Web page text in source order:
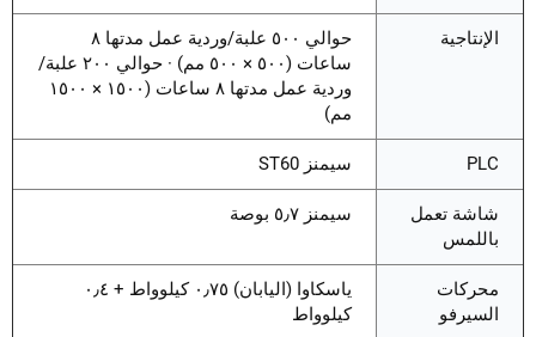
الإنتاجية
حوالي ٥٠٠ علبة/وردية عمل مدتها ٨
ساعات (٥٠٠ × ٥٠٠ مم) · حوالي ٢٠٠ علبة/
وردية عمل مدتها ٨ ساعات (١٥٠٠ × ١٥٠٠
سيمنز ST60
شاشة تعمل
باللمس
سيمنز ٥٫٧ بوصة
محركات
السيرفو
ياسكاوا (اليابان) ٠٫٧٥ كيلوواط + ٠٫٤
كيلوواط